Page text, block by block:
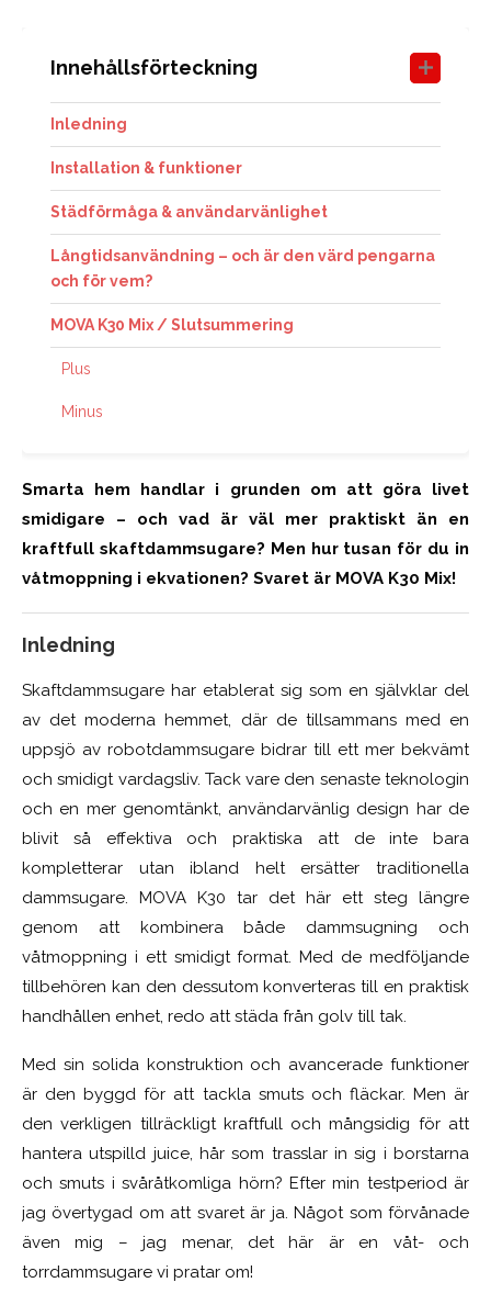
Innehållsförteckning
Inledning
Installation & funktioner
Städförmåga & användarvänlighet
Långtidsanvändning – och är den värd pengarna
och för vem?
MOVA K30 Mix / Slutsummering
Plus
Minus
Smarta hem handlar i grunden om att göra livet
smidigare – och vad är väl mer praktiskt än en
kraftfull skaftdammsugare? Men hur tusan för du in
våtmoppning i ekvationen? Svaret är MOVA K30 Mix!
Inledning
Skaftdammsugare har etablerat sig som en självklar del
av det moderna hemmet, där de tillsammans med en
uppsjö av robotdammsugare bidrar till ett mer bekvämt
och smidigt vardagsliv. Tack vare den senaste teknologin
och en mer genomtänkt, användarvänlig design har de
blivit så effektiva och praktiska att de inte bara
kompletterar utan ibland helt ersätter traditionella
dammsugare. MOVA K30 tar det här ett steg längre
genom att kombinera både dammsugning och
våtmoppning i ett smidigt format. Med de medföljande
tillbehören kan den dessutom konverteras till en praktisk
handhållen enhet, redo att städa från golv till tak.
Med sin solida konstruktion och avancerade funktioner
är den byggd för att tackla smuts och fläckar. Men är
den verkligen tillräckligt kraftfull och mångsidig för att
hantera utspilld juice, hår som trasslar in sig i borstarna
och smuts i svåråtkomliga hörn? Efter min testperiod är
jag övertygad om att svaret är ja. Något som förvånade
även mig – jag menar, det här är en våt- och
torrdammsugare vi pratar om!